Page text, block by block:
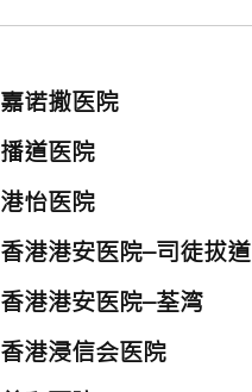
嘉诺撒医院
播道医院
港怡医院
香港港安医院–司徒拔道
香港港安医院–荃湾
香港浸信会医院